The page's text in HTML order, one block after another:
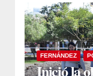
FERNÁNDEZ
Inició la